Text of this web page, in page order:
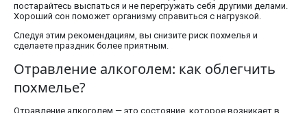
постарайтесь выспаться и не перегружать себя другими делами.
Хороший сон поможет организму справиться с нагрузкой.
Следуя этим рекомендациям, вы снизите риск похмелья и
сделаете праздник более приятным.
Отравление алкоголем: как облегчить
похмелье?
Отравление алкоголем — это состояние, которое возникает в